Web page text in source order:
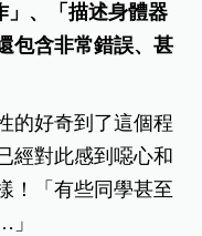
」、「描述身體器
包含非常錯誤、甚
的好奇到了這個程
經對此感到噁心和
！「有些同學甚至